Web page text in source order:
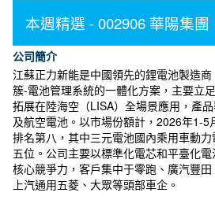
本週精選 - 002906 華陽集團
公司簡介
江蘇正力新能是中國領先的鋰電池製造
簇-電池管理系統的一體化方案，主要立
拓展在陸海空（LISA）全場景應用，產
及航空電池。以市場份額計，2026年1-5
排名第八，其中三元電池國內乘用車動
五位。公司主要以標準化電芯和平臺化
核心競爭力，客戶集中于零跑、廣汽豐田
上汽通用五菱、大眾等頭部車企。